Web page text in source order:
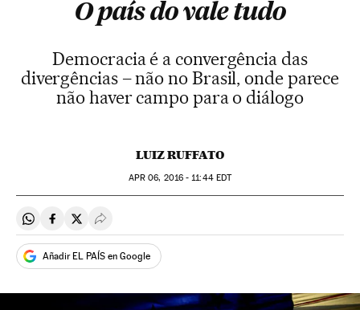
O país do vale tudo
Democracia é a convergência das
divergências – não no Brasil, onde parece
não haver campo para o diálogo
LUIZ RUFFATO
APR 06, 2016 - 11:44EDT
Compartir en Whatsapp
Compartir en Facebook
Compartir en Twitter
Desplegar Redes Sociales
Añadir EL PAÍS en Google